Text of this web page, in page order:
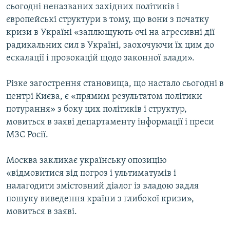
Усі сайти RFE/RL
сьогодні неназваних західних політиків і
європейські структури в тому, що вони з початку
кризи в Україні «заплющують очі на агресивні дії
радикальних сил в Україні, заохочуючи їх цим до
ескалації і провокацій щодо законної влади».
Різке загострення становища, що настало сьогодні в
центрі Києва, є «прямим результатом політики
потурання» з боку цих політиків і структур,
мовиться в заяві департаменту інформації і преси
МЗС Росії.
Москва закликає українську опозицію
«відмовитися від погроз і ультиматумів і
налагодити змістовний діалог із владою задля
пошуку виведення країни з глибокої кризи»,
мовиться в заяві.